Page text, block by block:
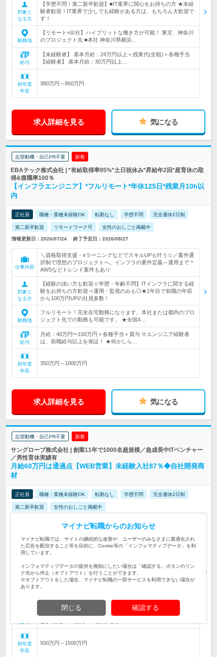
対象と
なる方
【学歴不問！第二新卒歓迎】■IT業界に関心をお持ちの方 ★未経
験者歓迎！IT業界で少しでも経験がある方は、もちろん大歓迎で
す！
勤務地
【リモート×出社】ハイブリットな働き方が可能！ 東京、神奈川
のプロジェクト先 ■本社 神奈川県横浜…
給与
【未経験者】 基本月給：24万円以上＋残業代(全額)＋各種手当
【経験者】 基本月給：30万円以上…
初年度
年収
380万円～850万円
求人詳細を見る 気になる
志望動機・自己PR不要 新着
EBAテック株式会社 | *有給取得率95%*土日祝休み*昇給年2回*産育休の取
得&復職率100％
【インフラエンジニア】*フルリモート*年休125日*残業月10h以
内
正社員 職種・業種未経験OK 転勤なし 学歴不問 完全週休2日制
第二新卒歓迎 リモートワーク可 女性のおしごと掲載中
情報更新日：2026/07/24 終了予定日：2026/08/27
仕事内容
＼資格取得支援・eラーニングなどでスキルUPも叶う☆／案件選
択制で理想のプロジェクトへ。インフラの要件定義～運用まで＊
AWSなどトレンド案件もあり
対象と
なる方
【経験の浅い方も歓迎☆学歴・年齢不問】ITインフラに関する経
験をお持ちの方歓迎⇒運用・監視のみも◎★1年目で前職の年収
から100万円UPの社員多数！
勤務地
フルリモート！完全在宅勤務になります。本社または都内のプロ
ジェクト先での勤務も可能です。 ★全国4…
給与
月給：40万円〜150万円＋各種手当＋賞与 ※エンジニア経験者
は、前職給与以上を保証！ ★何かしら…
初年度
年収
350万円～1000万円
求人詳細を見る 気になる
志望動機・自己PR不要 新着
サングローブ株式会社 | 創業11年で1000名超規模／急成長中ITベンチャー
／男性育休実績有
月給60万円は通過点【WEB営業】未経験入社87％◆自社開発商
材
正社員 職種・業種未経験OK 転勤なし 学歴不問 完全週休2日制
第二新卒歓迎 女性のおしごと掲載中
仕事内容
で課題を解決する提案営業★明確なインセンティブ制度／土日祝
休み／平均残業10H以下
対象と
なる方
【学歴・経験不問】未経験から年収1000万達成している先輩多数
在籍！前職例…美容部員／スポーツトレーナー／システムエンジ
ニア／スマホ販売など様々
勤なし！ ★駅地下高層階デザイナー…
【未経験者の場合】 月給：28万円〜38万円 【営業経験者の場
初年度
年収
500万円～1500万円
マイナビ転職からのお知らせ
マイナビ転職では、サイトの継続的な改善や、ユーザーのみなさまに最適化され
た広告を配信すること等を目的に、Cookie等の「インフォマティブデータ」を利
用しています。
インフォマティブデータの提供を無効にしたい場合は「確認する」ボタンのリン
ク先から停止（オプトアウト）を行うことができます。
※オプトアウトをした場合、マイナビ転職の一部サービスを利用できない場合が
あります。
閉じる 確認する